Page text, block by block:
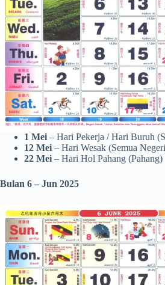
1 Mei – Hari Pekerja / Hari Buruh
12 Mei – Hari Wesak (Semua
22 Mei – Hari Hol Pahang (Pahang)
Bulan 6 – Jun 2025